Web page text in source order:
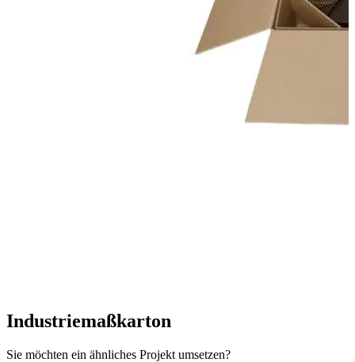
Industriemaßkarton
Sie möchten ein ähnliches Projekt umsetzen?